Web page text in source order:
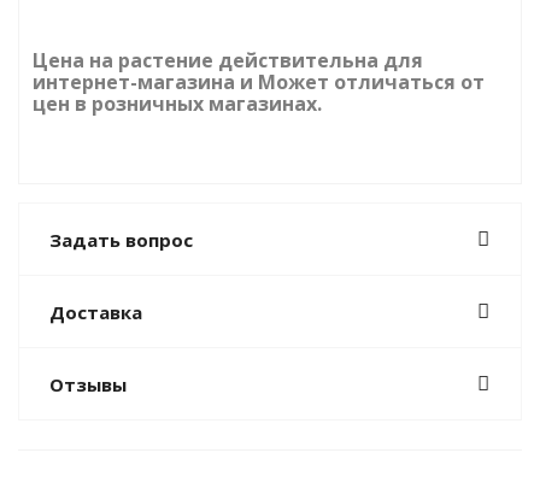
Цена на растение действительна для
интернет-магазина и Может отличаться от
цен в розничных магазинах.
Задать вопрос
Доставка
Отзывы